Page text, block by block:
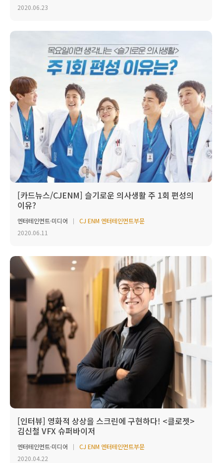
2020.06.23
[카드뉴스/CJENM] 슬기로운 의사생활 주 1회 편성의
이유?
엔터테인먼트·미디어
CJ ENM 엔터테인먼트부문
2020.06.11
[인터뷰] 영화적 상상을 스크린에 구현하다! <클로젯>
김신철 VFX 슈퍼바이저
엔터테인먼트·미디어
CJ ENM 엔터테인먼트부문
2020.04.22